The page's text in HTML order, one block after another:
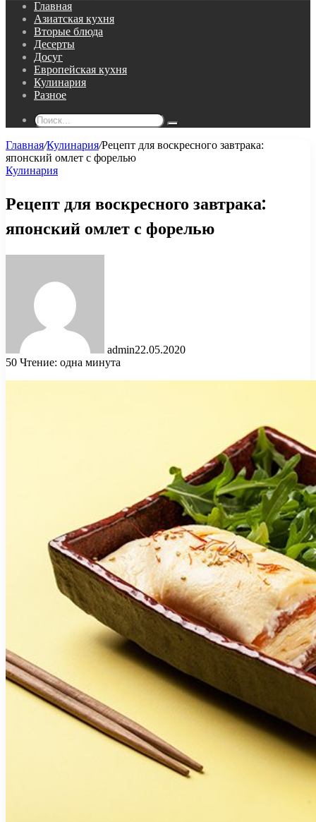
Главная
Азиатская кухня
Вторые блюда
Десерты
Досуг
Европейская кухня
Кулинария
Разное
Поиск...
Главная/Кулинария/Рецепт для воскресного завтрака:
японский омлет с форелью
Кулинария
Рецепт для воскресного завтрака:
японский омлет с форелью
admin22.05.2020
50 Чтение: одна минута